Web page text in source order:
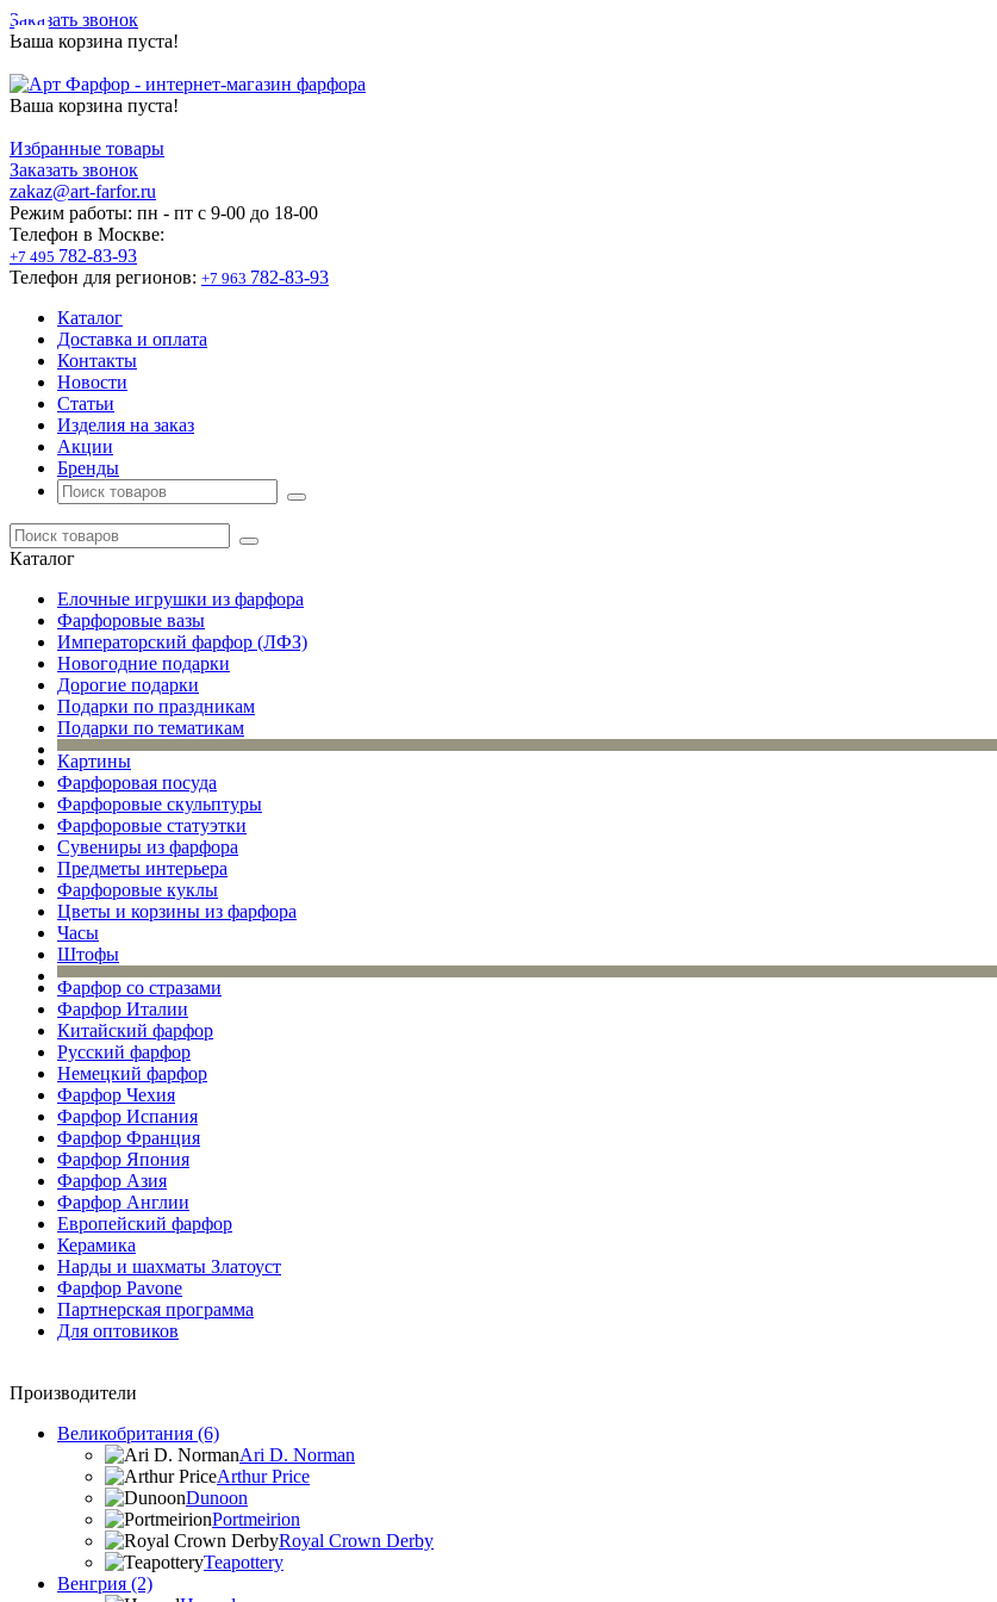
Заказать звонок
Ваша корзина пуста!
Ваша корзина пуста!
Избранные товары
Заказать звонок
zakaz@art-farfor.ru
Режим работы: пн - пт c 9-00 до 18-00
Телефон в Москве:
+7 495 782-83-93
Телефон для регионов: +7 963 782-83-93
Каталог
Доставка и оплата
Контакты
Новости
Статьи
Изделия на заказ
Акции
Бренды
Каталог
Елочные игрушки из фарфора
Фарфоровые вазы
Императорский фарфор (ЛФЗ)
Новогодние подарки
Дорогие подарки
Подарки по праздникам
Подарки по тематикам
Картины
Фарфоровая посуда
Фарфоровые скульптуры
Фарфоровые статуэтки
Сувениры из фарфора
Предметы интерьера
Фарфоровые куклы
Цветы и корзины из фарфора
Часы
Штофы
Фарфор со стразами
Фарфор Италии
Китайский фарфор
Русский фарфор
Немецкий фарфор
Фарфор Чехия
Фарфор Испания
Фарфор Франция
Фарфор Япония
Фарфор Азия
Фарфор Англии
Европейский фарфор
Керамика
Нарды и шахматы Златоуст
Фарфор Pavone
Партнерская программа
Для оптовиков
Производители
Великобритания (6)
Ari D. Norman
Arthur Price
Dunoon
Portmeirion
Royal Crown Derby
Teapottery
Венгрия (2)